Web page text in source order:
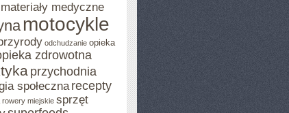
materiały medyczne
motocykle
odchudzanie opieka
zdrowotna
przychodnia
społeczna recepty
rowery miejskie sprzęt